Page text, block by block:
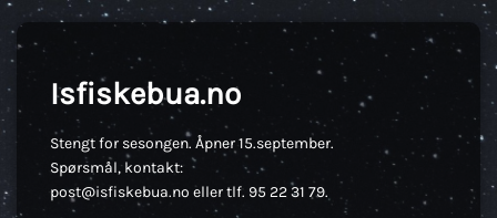
Isfiskebua.no
Stengt for sesongen. Åpner 15.september.
Spørsmål, kontakt:
post@isfiskebua.no eller tlf. 95 22 31 79.